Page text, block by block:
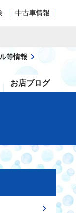
中古車情報
お店ブログ
等情報